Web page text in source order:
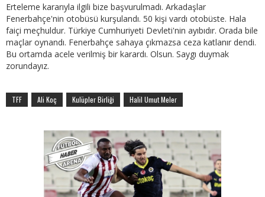
Erteleme kararıyla ilgili bize başvurulmadı. Arkadaşlar
Fenerbahçe'nin otobüsü kurşulandı. 50 kişi vardı otobüste. Hala
faiçi meçhuldur. Türkiye Cumhuriyeti Devleti'nin ayıbıdır. Orada bile
maçlar oynandı. Fenerbahçe sahaya çıkmazsa ceza katlanır dendi.
Bu ortamda acele verilmiş bir karardı. Olsun. Saygı duymak
zorundayız.
TFF Ali Koç Kulüpler Birliği Halil Umut Meler